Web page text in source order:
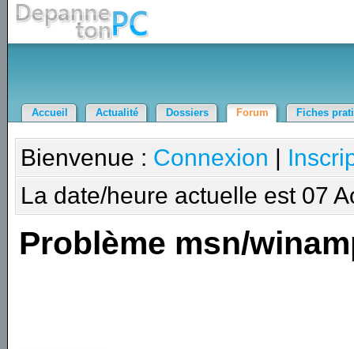
Accueil Actualité Dossiers Forum Fiches
Bienvenue : Connexion |
La date/heure actuelle est 07
Problème msn/